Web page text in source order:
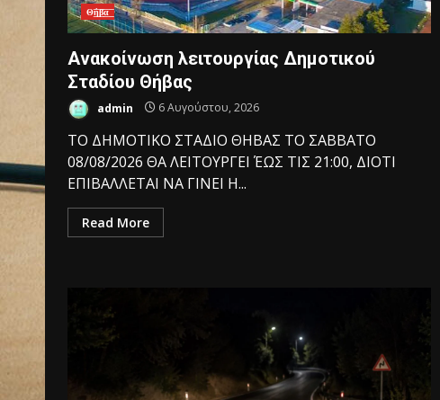
Θ͟͞ή͟͞β͟͞α͟͞
Ανακοίνωση λειτουργίας Δημοτικού
Σταδίου Θήβας
admin 6 Αυγούστου, 2026
ΤΟ ΔΗΜΟΤΙΚΟ ΣΤΑΔΙΟ ΘΗΒΑΣ ΤΟ ΣΑΒΒΑΤΟ
08/08/2026 ΘΑ ΛΕΙΤΟΥΡΓΕΙ ΈΩΣ ΤΙΣ 21:00, ΔΙΟΤΙ
ΕΠΙΒΑΛΛΕΤΑΙ ΝΑ ΓΙΝΕΙ Η...
Read More